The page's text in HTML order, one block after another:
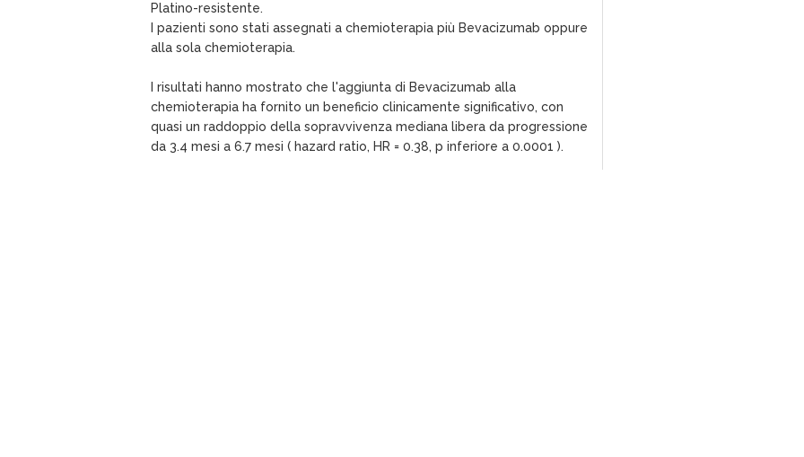
Platino-resistente.
I pazienti sono stati assegnati a chemioterapia più Bevacizumab oppure
alla sola chemioterapia.
I risultati hanno mostrato che l'aggiunta di Bevacizumab alla
chemioterapia ha fornito un beneficio clinicamente significativo, con
quasi un raddoppio della sopravvivenza mediana libera da progressione
da 3.4 mesi a 6.7 mesi ( hazard ratio, HR = 0.38, p inferiore a 0.0001 ).